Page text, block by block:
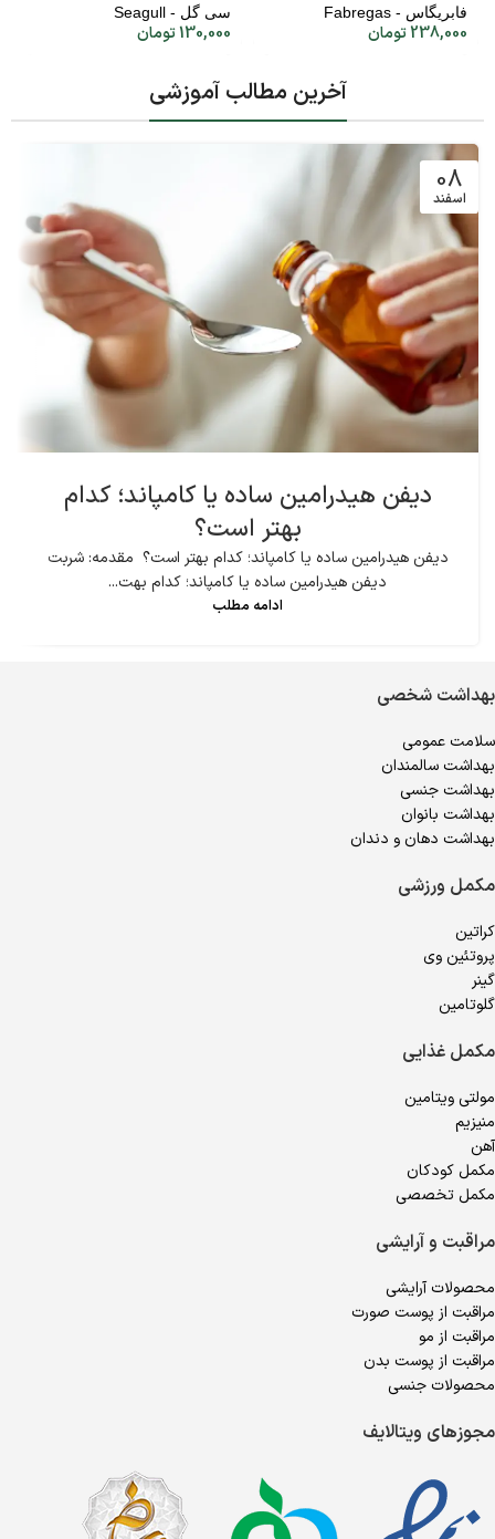
لیتر
فابریگاس - Fabregas
238,000تومان
سی گل - Seagull
130,000تومان
آخرین مطالب آموزشی
08
اسفند
دیفن هیدرامین ساده یا کامپاند؛ کدام
بهتر است؟
دیفن هیدرامین ساده یا کامپاند؛ کدام بهتر است؟ مقدمه: شربت
دیفن هیدرامین ساده یا کامپاند؛ کدام بهت...
ادامه مطلب
بهداشت شخصی
سلامت عمومی
بهداشت سالمندان
بهداشت جنسی
بهداشت بانوان
بهداشت دهان و دندان
مکمل ورزشی
کراتین
پروتئین وی
گینر
گلوتامین
مکمل غذایی
مولتی ویتامین
منیزیم
آهن
مکمل کودکان
مکمل تخصصی
مراقبت و آرایشی
محصولات آرایشی
مراقبت از پوست صورت
مراقبت از مو
مراقبت از پوست بدن
محصولات جنسی
مجوزهای ویتالایف